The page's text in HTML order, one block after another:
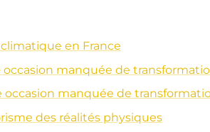
en France
manquée de
occasion manquée de
des réalités physiques